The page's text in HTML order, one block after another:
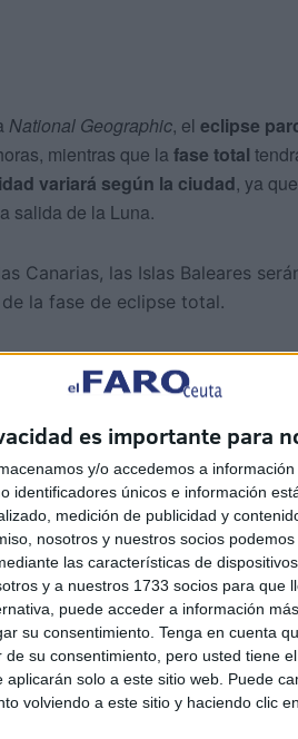
es importante para
y/o accedemos a
identificadores únicos e información
medición de publicidad y
nosotros y nuestros socios
las características de
y a nuestros 1733 socios para que
puede acceder a información
su consentimiento. Tenga en cuenta
su consentimiento, pero usted tiene
solo a este sitio web. Puede
volviendo a este sitio y haciendo clic
National Geographic, el eclipse
mientras que la fase total
variará según la ciudad, ya
salida de la Luna.
Canarias, las Islas Baleares
la fase de eclipse total.